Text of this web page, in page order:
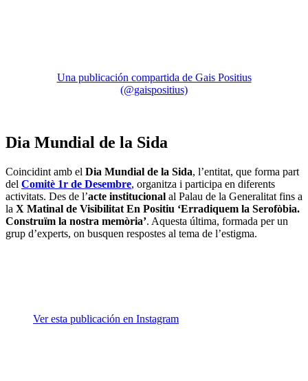
Una publicación compartida de Gais Positius
(@gaispositius)
Dia Mundial de la Sida
Coincidint amb el Dia Mundial de la Sida, l’entitat, que forma part
del Comitè 1r de Desembre, organitza i participa en diferents
activitats. Des de l’acte institucional al Palau de la Generalitat fins a
la X Matinal de Visibilitat En Positiu ‘Erradiquem la Serofòbia.
Construïm la nostra memòria’. Aquesta última, formada per un
grup d’experts, on busquen respostes al tema de l’estigma.
Ver esta publicación en Instagram